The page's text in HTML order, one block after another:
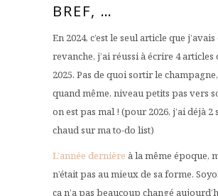
BREF, …
En 2024, c’est le seul article que
revanche, j’ai réussi à écrire 4 articles
2025. Pas de quoi sortir le
quand même, niveau petits pas vers
on est pas mal ! (pour 2026, j’ai déjà 2
chaud sur ma to-do list)
L’année dernière à la même époque,
n’était pas au mieux de sa forme.
ça n’a pas beaucoup changé